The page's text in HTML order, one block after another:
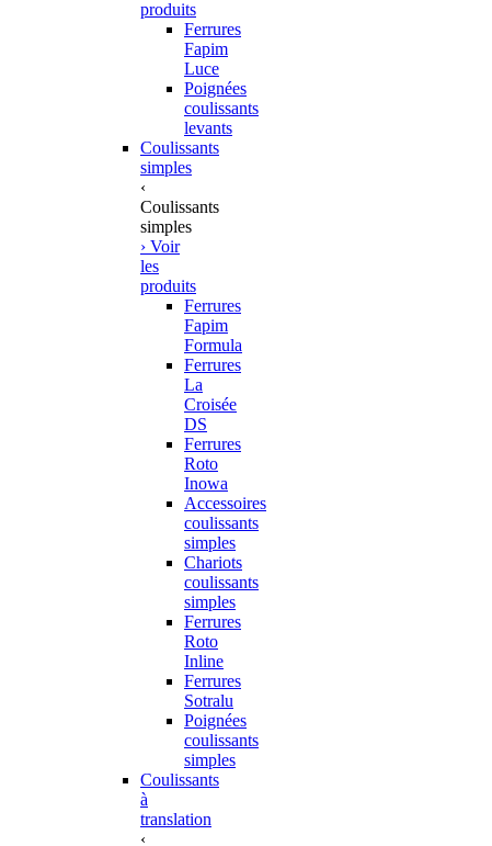
produits
Ferrures
Fapim
Luce
Poignées
coulissants
levants
Coulissants
simples
‹
Coulissants
simples
› Voir
les
produits
Ferrures
Fapim
Formula
Ferrures
La
Croisée
DS
Ferrures
Roto
Inowa
Accessoires
coulissants
simples
Chariots
coulissants
simples
Ferrures
Roto
Inline
Ferrures
Sotralu
Poignées
coulissants
simples
Coulissants
à
translation
‹